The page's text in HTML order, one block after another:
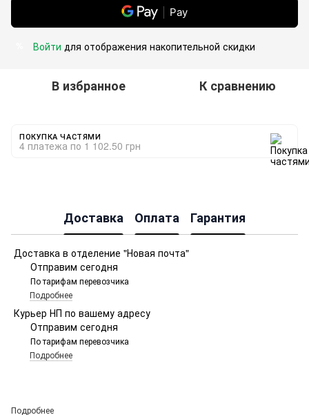
Pay
Войти для отображения накопительной скидки
В избранное К сравнению
ПОКУПКА ЧАСТЯМИ
4 платежа по 1 102.50 грн
Доставка Оплата Гарантия
Доставка в отделение "Новая почта"
Отправим сегодня
По тарифам перевозчика
Подробнее
Курьер НП по вашему адресу
Отправим сегодня
По тарифам перевозчика
Подробнее
Подробнее